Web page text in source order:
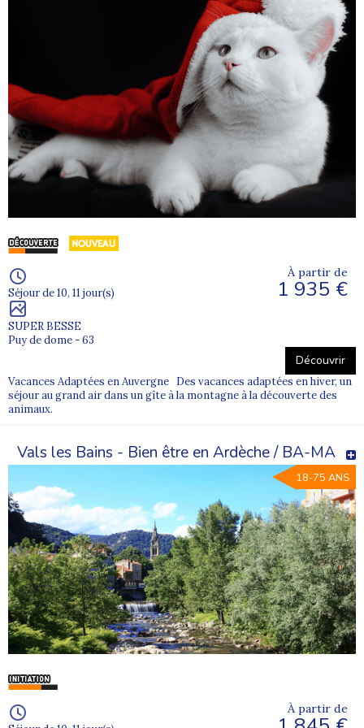
Séjour de 10, 11 jour(s)
SUPER BESSE
Puy de dome - 63
À partir de
1 935 €
Découvrir
Vacances Adaptées en Auvergne Des vacances adaptées en hiver, un
séjour au grand air dans un gîte à la montagne à la découverte des
animaux.
Vals les Bains - Bien être en Ardèche / BA-MA
18-75 ANS
À partir de